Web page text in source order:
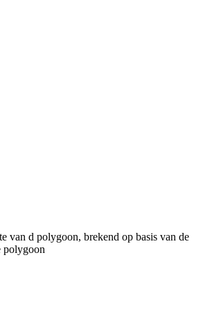
van d polygoon, brekend op basis van de
polygoon